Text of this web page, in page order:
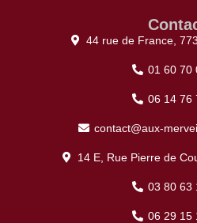
44 rue de France,
01 60 70
06 14 76
contact@aux-
14 E, Rue Pierre de
03 80 63
06 29 15